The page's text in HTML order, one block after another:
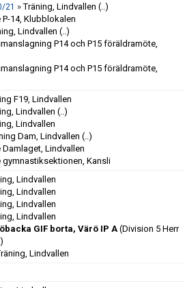
21 »Träning, Lindvallen (..)
P-14, Klubblokalen
Lindvallen (..)
P14 och P15 föräldramöte,
P14 och P15 föräldramöte,
F19, Lindvallen
Lindvallen (..)
Lindvallen
Dam, Lindvallen (..)
Damlaget, Lindvallen
gymnastiksektionen, Kansli
Lindvallen
Lindvallen
Lindvallen
Lindvallen
GIF borta, Värö IP A(Division 5 Herr
Lindvallen